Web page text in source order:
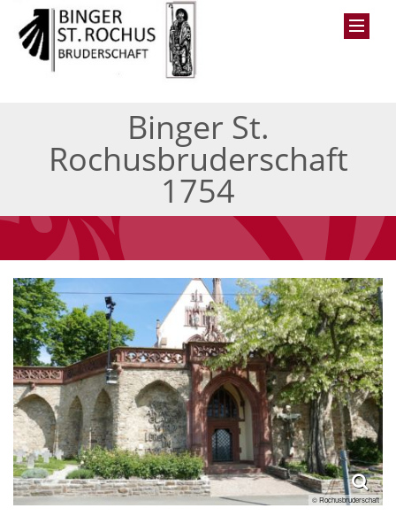
Binger St.
Rochusbruderschaft
1754
© Rochusbruderschaft